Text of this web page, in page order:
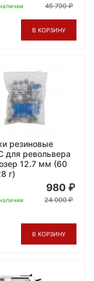
45 790
В КОРЗИНУ
резиновые
для револьвера
12.7 мм (60
г)
980
24 000
В КОРЗИНУ